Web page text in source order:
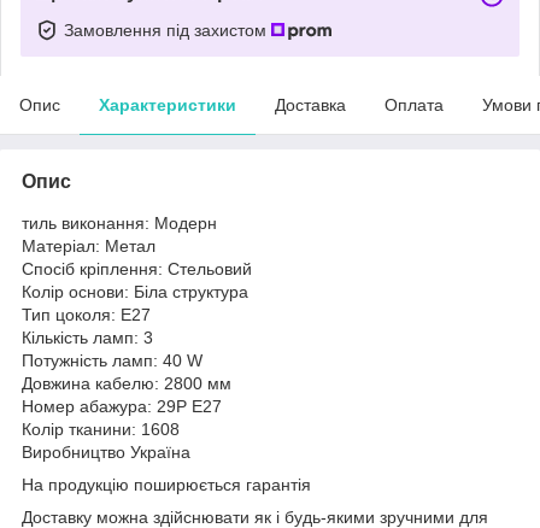
Замовлення під захистом
Опис Характеристики Доставка Оплата Умови
Опис
тиль виконання: Модерн
Матеріал: Метал
Спосіб кріплення: Стельовий
Колір основи: Біла структура
Тип цоколя: E27
Кількість ламп: 3
Потужність ламп: 40 W
Довжина кабелю: 2800 мм
Номер абажура: 29P E27
Колір тканини: 1608
Виробництво Україна
На продукцію поширюється гарантія
Доставку можна здійснювати як і будь-якими зручними для